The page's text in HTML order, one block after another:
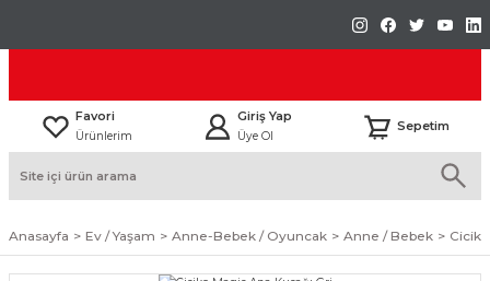
Favori
Ürünlerim
Giriş Yap
Üye Ol
Sepetim
Anasayfa Ev / Yaşam Anne-Bebek / Oyuncak Anne / Bebek